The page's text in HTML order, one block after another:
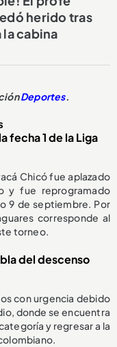
herido tras
la cabina
Deportes.
fecha 1 de la Liga
Chicó fue aplazado
y fue reprogramado
9 de septiembre. Por
corresponde al
torneo.
del descenso
con urgencia debido
donde se encuentra
y regresar a la